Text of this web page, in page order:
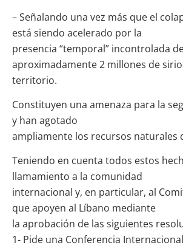
– Señalando una vez más que el
está siendo acelerado por la
presencia “temporal” incontrolada
aproximadamente 2 millones de
territorio.
Constituyen una amenaza para la
y han agotado
ampliamente los recursos naturales
Teniendo en cuenta todos estos
llamamiento a la comunidad
internacional y, en particular, al
que apoyen al Líbano mediante
la aprobación de las siguientes
1- Pide una Conferencia